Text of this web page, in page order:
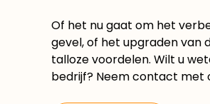
Of het nu gaat om het
gevel, of het upgraden van
talloze voordelen. Wilt u
bedrijf? Neem contact met